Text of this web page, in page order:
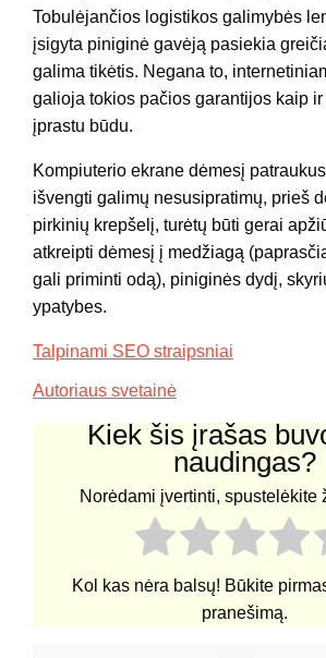
Tobulėjančios logistikos galimybės
įsigyta piniginė gavėją pasiekia
galima tikėtis. Negana to,
galioja tokios pačios garantijos kaip
įprastu būdu.
Kompiuterio ekrane dėmesį
išvengti galimų nesusipratimų, prieš
pirkinių krepšelį, turėtų būti gerai
atkreipti dėmesį į medžiagą
gali priminti odą), piniginės dydį,
ypatybes.
Talpinami SEO straipsniai
Autoriaus svetainė
Kiek šis įrašas
naudingas?
Norėdami įvertinti, spustelėkite
Kol kas nėra balsų! Būkite
pranešimą.